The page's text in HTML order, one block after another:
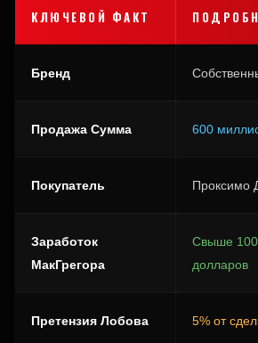
КЛЮЧЕВОЙ ФАКТ
Бренд
Продажа Сумма 600
Покупатель Проксимо
Заработок
МакГрегора
Свыше
долларов
Претензия Лобова 5% от